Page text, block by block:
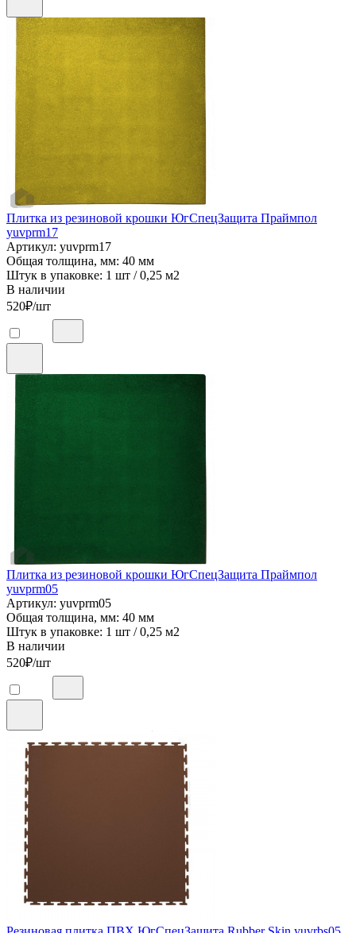
Плитка из резиновой крошки ЮгСпецЗащита Праймпол
yuvprm17
Артикул: yuvprm17
Общая толщина, мм: 40 мм
Штук в упаковке: 1 шт / 0,25 м2
В наличии
520₽/шт
Плитка из резиновой крошки ЮгСпецЗащита Праймпол
yuvprm05
Артикул: yuvprm05
Общая толщина, мм: 40 мм
Штук в упаковке: 1 шт / 0,25 м2
В наличии
520₽/шт